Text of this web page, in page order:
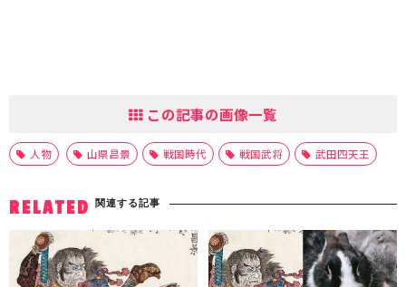
この記事の画像一覧
人物 山県昌景 戦国時代 戦国武将 武田四天王
RELATED 関連する記事